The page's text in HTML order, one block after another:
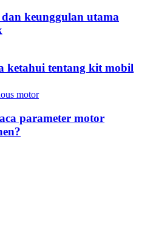
keunggulan utama
ketahui tentang kit mobil
parameter motor